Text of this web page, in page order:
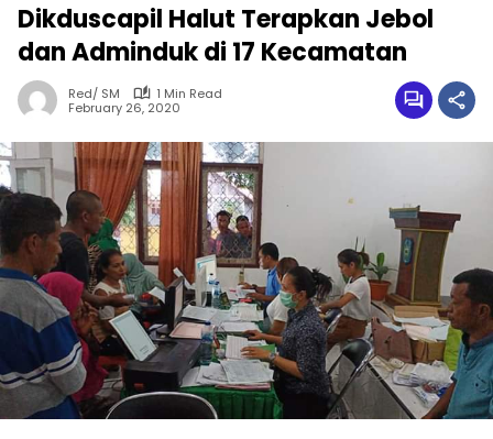
Dikduscapil Halut Terapkan Jebol
dan Adminduk di 17 Kecamatan
Red/ SM
1 Min Read
February 26, 2020